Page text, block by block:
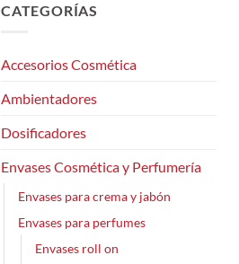
CATEGORÍAS
Accesorios Cosmética
Ambientadores
Dosificadores
Envases Cosmética y Perfumería
Envases para crema y jabón
Envases para perfumes
Envases roll on